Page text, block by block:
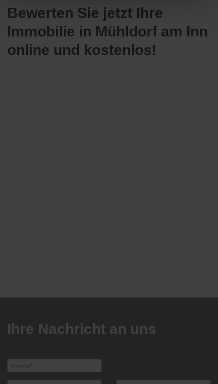
Bewerten Sie jetzt Ihre
Immobilie in Mühldorf am Inn
online und kostenlos!
Ihre Nachricht an uns